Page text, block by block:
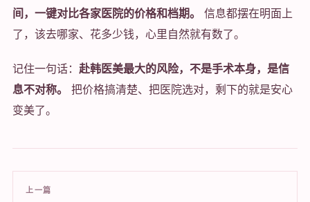
间，一键对比各家医院的价格和档期。
信息都摆在明面上
了，该去哪家、花多少钱，心里自然就有数了。
记住一句话： 赴韩医美最大的风险，不是手术本身，是信
息不对称。
把价格搞清楚、把医院选对，剩下的就是安心
变美了。
上一篇